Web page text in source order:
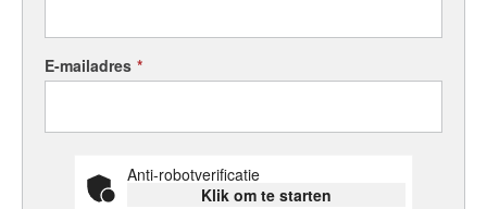
E-mailadres *
Anti-robotverificatie
Klik om te starten